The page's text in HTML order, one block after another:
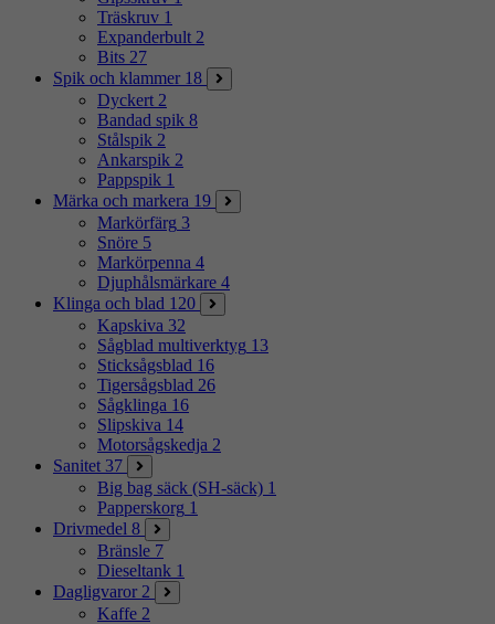
Träskruv 1
Expanderbult 2
Bits 27
Spik och klammer 18
Dyckert 2
Bandad spik 8
Stålspik 2
Ankarspik 2
Pappspik 1
Märka och markera 19
Markörfärg 3
Snöre 5
Markörpenna 4
Djuphålsmärkare 4
Klinga och blad 120
Kapskiva 32
Sågblad multiverktyg 13
Sticksågsblad 16
Tigersågsblad 26
Sågklinga 16
Slipskiva 14
Motorsågskedja 2
Sanitet 37
Big bag säck (SH-säck) 1
Papperskorg 1
Drivmedel 8
Bränsle 7
Dieseltank 1
Dagligvaror 2
Kaffe 2